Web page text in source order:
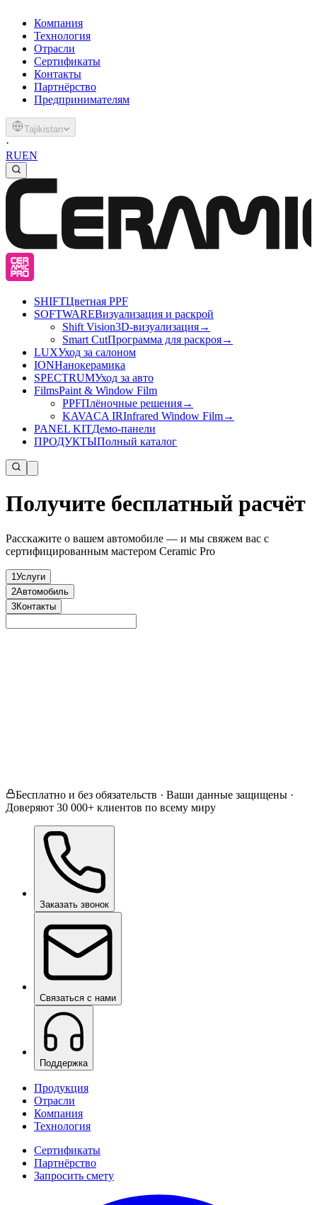
Компания
Технология
Отрасли
Сертификаты
Контакты
Партнёрство
Предпринимателям
Tajikistan
·
RUEN
SHIFTЦветная PPF
SOFTWAREВизуализация и раскрой
Shift Vision3D-визуализация→
Smart CutПрограмма для раскроя→
LUXУход за салоном
IONНанокерамика
SPECTRUMУход за авто
FilmsPaint & Window Film
PPFПлёночные решения→
KAVACA IRInfrared Window Film→
PANEL KITДемо-панели
ПРОДУКТЫПолный каталог
Получите бесплатный расчёт
Расскажите о вашем автомобиле — и мы свяжем вас с
сертифицированным мастером Ceramic Pro
1Услуги
2Автомобиль
3Контакты
Бесплатно и без обязательств · Ваши данные защищены ·
Доверяют 30 000+ клиентов по всему миру
Заказать звонок
Связаться с нами
Поддержка
Продукция
Отрасли
Компания
Технология
Сертификаты
Партнёрство
Запросить смету